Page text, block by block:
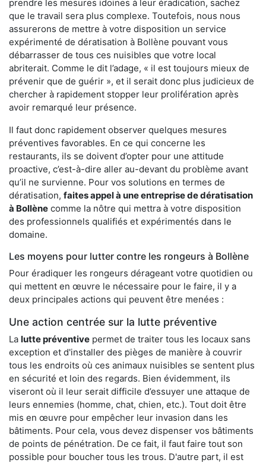
prendre les mesures idoines à leur éradication, sachez
que le travail sera plus complexe. Toutefois, nous nous
assurerons de mettre à votre disposition un service
expérimenté de dératisation à Bollène pouvant vous
débarrasser de tous ces nuisibles que votre local
abriterait. Comme le dit l’adage, « il est toujours mieux de
prévenir que de guérir », et il serait donc plus judicieux de
chercher à rapidement stopper leur prolifération après
avoir remarqué leur présence.
Il faut donc rapidement observer quelques mesures
préventives favorables. En ce qui concerne les
restaurants, ils se doivent d’opter pour une attitude
proactive, c’est-à-dire aller au-devant du problème avant
qu’il ne survienne. Pour vos solutions en termes de
dératisation, faites appel à une entreprise de dératisation
à Bollène comme la nôtre qui mettra à votre disposition
des professionnels qualifiés et expérimentés dans le
domaine.
Les moyens pour lutter contre les rongeurs à Bollène
Pour éradiquer les rongeurs dérageant votre quotidien ou
qui mettent en œuvre le nécessaire pour le faire, il y a
deux principales actions qui peuvent être menées :
Une action centrée sur la lutte préventive
La lutte préventive permet de traiter tous les locaux sans
exception et d'installer des pièges de manière à couvrir
tous les endroits où ces animaux nuisibles se sentent plus
en sécurité et loin des regards. Bien évidemment, ils
viseront où il leur serait difficile d’essuyer une attaque de
leurs ennemies (homme, chat, chien, etc.). Tout doit être
mis en œuvre pour empêcher leur invasion dans les
bâtiments. Pour cela, vous devez dispenser vos bâtiments
de points de pénétration. De ce fait, il faut faire tout son
possible pour boucher tous les trous. D'autre part, il est